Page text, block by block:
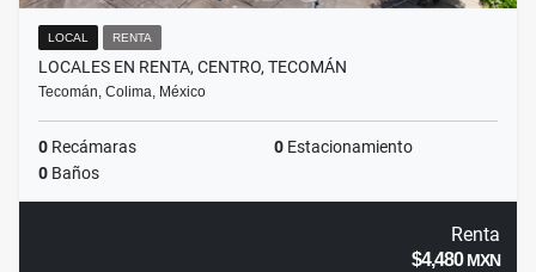
LOCAL RENTA
LOCALES EN RENTA, CENTRO, TECOMÁN
Tecomán, Colima, México
0 Recámaras 0 Estacionamiento
0 Baños
Renta
$4,480MXN